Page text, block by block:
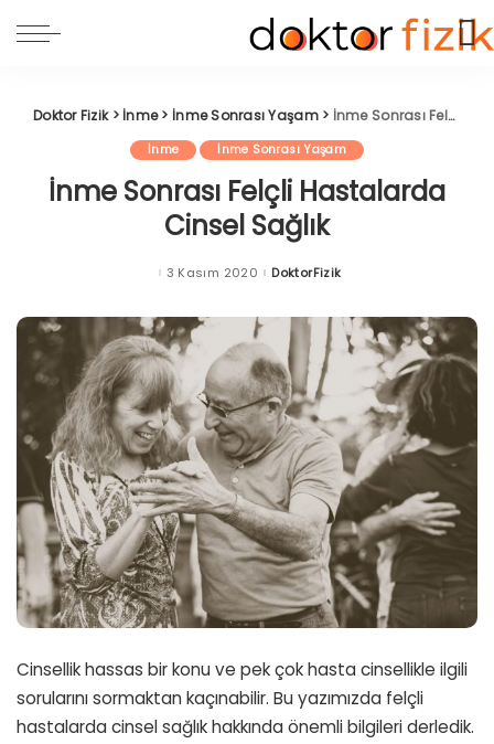
Doktor Fizik> İnme> İnme Sonrası Yaşam> İnme Sonrası Felçli Hastalarda Cinsel Sağlık
İnme İnme Sonrası Yaşam
İnme Sonrası Felçli Hastalarda
Cinsel Sağlık
3 Kasım 2020 Posted
DoktorFizik
Cinsellik hassas bir konu ve pek çok hasta cinsellikle ilgili
sorularını sormaktan kaçınabilir. Bu yazımızda felçli
hastalarda cinsel sağlık hakkında önemli bilgileri derledik.